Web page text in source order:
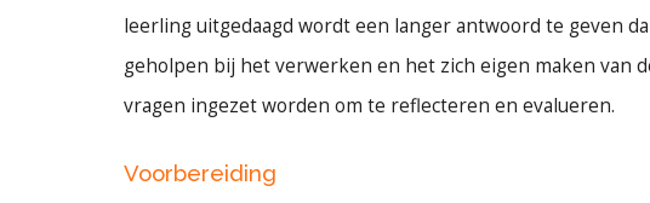
leerling uitgedaagd wordt een langer antwoord te geven
geholpen bij het verwerken en het zich eigen maken van
vragen ingezet worden om te reflecteren en evalueren.
Voorbereiding